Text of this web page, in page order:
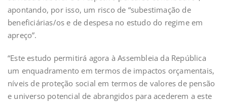
apontando, por isso, um risco de “subestimação de
beneficiárias/os e de despesa no estudo do regime em
apreço”.
“Este estudo permitirá agora à Assembleia da República
um enquadramento em termos de impactos orçamentais,
níveis de proteção social em termos de valores de pensão
e universo potencial de abrangidos para acederem a este